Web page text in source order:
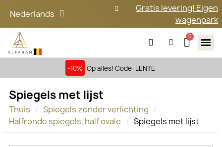
Nederlands
Gratis levering! Eigen
wagenpark
-10% Op alles! Code: LENTE
Spiegels met lijst
Thuis
Spiegels zonder verlichting
Halfronde spiegels, half ovale
Spiegels met lijst